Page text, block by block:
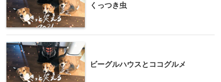
くっつき虫
ビーグルハウスとココグルメ